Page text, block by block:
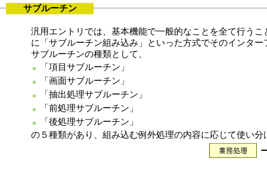
サブルーチン
汎用エントリでは、基本機能で一般的なことを全て行う
に「サブルーチン組み込み」といった方式でそのインタ
サブルーチンの種類として、
「項目サブルーチン」
「画面サブルーチン」
「抽出処理サブルーチン」
「前処理サブルーチン」
「後処理サブルーチン」
の５種類があり、組み込む例外処理の内容に応じて使い分